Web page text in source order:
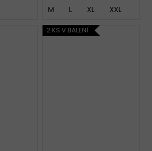
M L XL XXL
2 KS V BALENÍ